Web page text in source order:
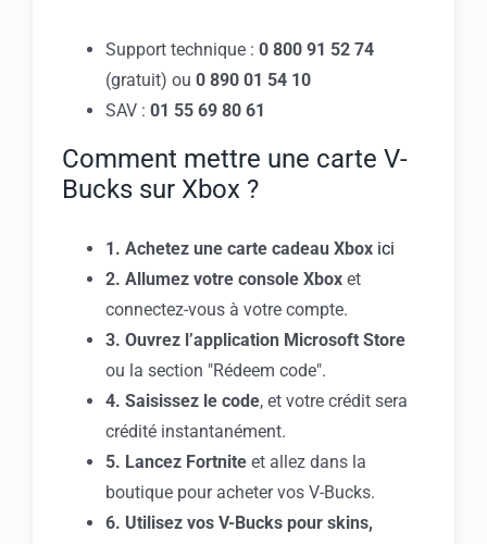
Support technique :0 800 91 52 74
(gratuit) ou0 890 01 54 10
SAV :01 55 69 80 61
Comment mettre une carte V-
Bucks sur Xbox ?
1. Achetez une carte cadeau Xbox ici
2. Allumez votre console Xbox et
connectez-vous à votre compte.
3. Ouvrez l’application Microsoft Store
ou la section "Rédeem code".
4. Saisissez le code, et votre crédit sera
crédité instantanément.
5. Lancez Fortnite et allez dans la
boutique pour acheter vos V-Bucks.
6. Utilisez vos V-Bucks pour skins,